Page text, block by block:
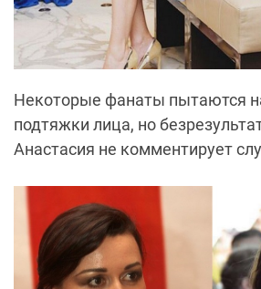
Некоторые фанаты пытаются
подтяжки лица, но
Анастасия не комментирует